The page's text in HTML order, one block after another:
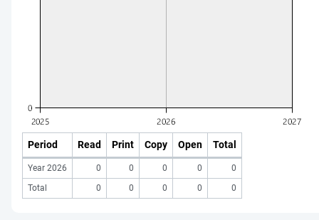
Period Read Print Copy Open Total
Year 2026 0 0 0 0
0
Total
0 0 0 0 0